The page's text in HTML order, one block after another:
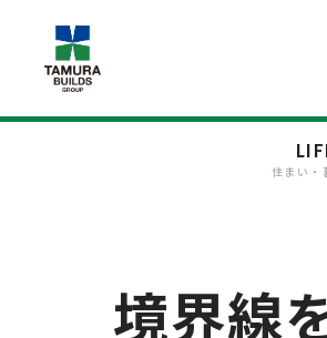
住まい・
境界線